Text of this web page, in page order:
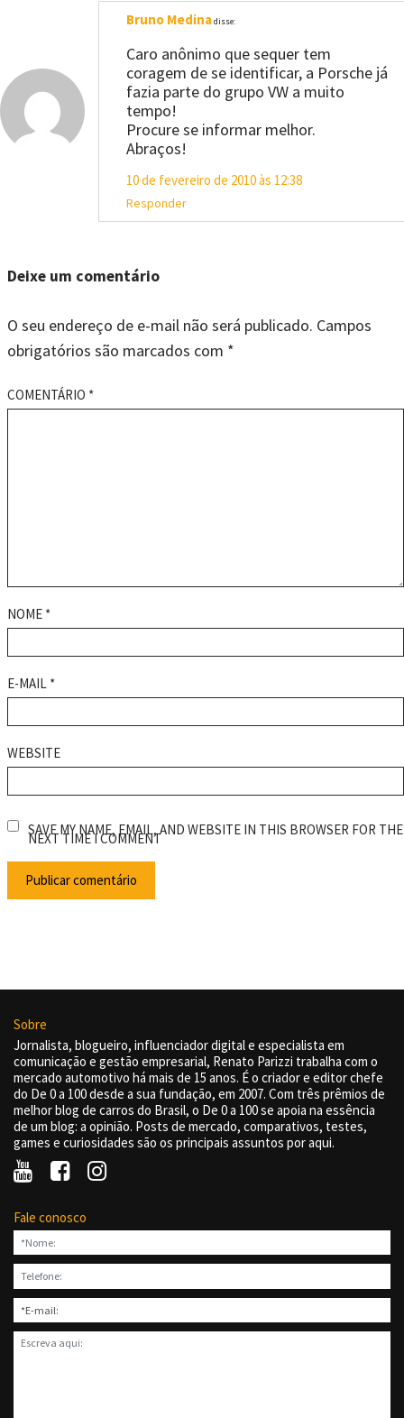
Bruno Medinadisse:
Caro anônimo que sequer tem
coragem de se identificar, a Porsche já
fazia parte do grupo VW a muito
tempo!
Procure se informar melhor.
Abraços!
10 de fevereiro de 2010 às 12:38
Responder
Deixe um comentário
O seu endereço de e-mail não será publicado. Campos
obrigatórios são marcados com *
COMENTÁRIO *
NOME *
E-MAIL *
WEBSITE
SAVE MY NAME, EMAIL, AND WEBSITE IN THIS BROWSER FOR THE
NEXT TIME I COMMENT
Sobre
Jornalista, blogueiro, influenciador digital e especialista em
comunicação e gestão empresarial, Renato Parizzi trabalha com o
mercado automotivo há mais de 15 anos. É o criador e editor chefe
do De 0 a 100 desde a sua fundação, em 2007. Com três prêmios de
melhor blog de carros do Brasil, o De 0 a 100 se apoia na essência
de um blog: a opinião. Posts de mercado, comparativos, testes,
games e curiosidades são os principais assuntos por aqui.
Fale conosco